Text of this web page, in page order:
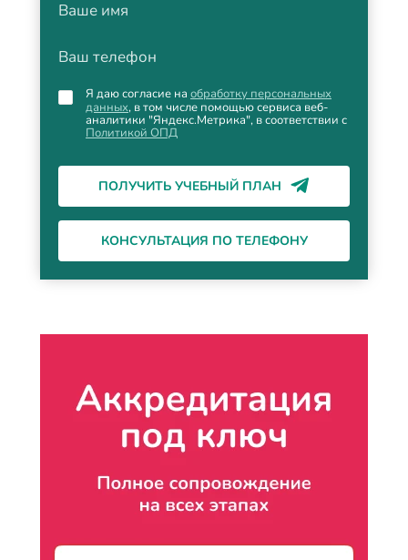
Ваше имя
Ваш телефон
Я даю согласие на обработку персональных
данных, в том числе помощью сервиса веб-
аналитики "Яндекс.Метрика", в соответствии с
Политикой ОПД
ПОЛУЧИТЬ УЧЕБНЫЙ ПЛАН
КОНСУЛЬТАЦИЯ ПО ТЕЛЕФОНУ